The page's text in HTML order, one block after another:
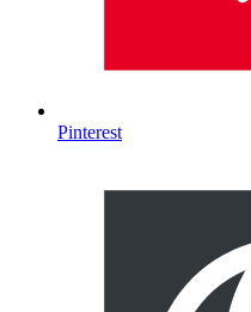
Pinterest